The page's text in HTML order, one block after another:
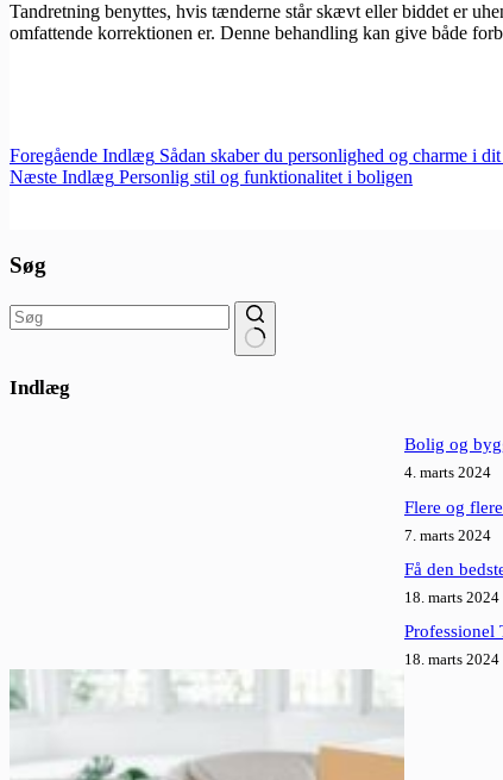
Tandretning benyttes, hvis tænderne står skævt eller biddet er
omfattende korrektionen er. Denne behandling kan give både
Foregående Indlæg Sådan skaber du personlighed og charme i
Næste Indlæg Personlig stil og funktionalitet i boligen
Søg
resultater
Indlæg
Bolig og
4. marts 2024
Flere og
7. marts 2024
Få den
18. marts 2024
Professionel
18. marts 2024